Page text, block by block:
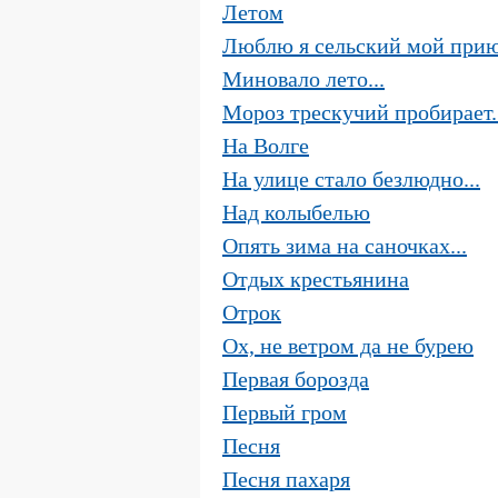
Летом
Люблю я сельский мой
Миновало лето...
Мороз трескучий
На Волге
На улице стало безлюдно...
Над колыбелью
Опять зима на саночках...
Отдых крестьянина
Отрок
Ох, не ветром да не бурею
Первая борозда
Первый гром
Песня
Песня пахаря